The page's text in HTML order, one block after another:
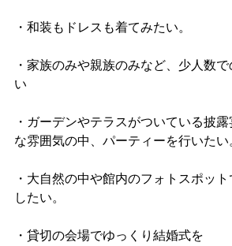
・和装もドレスも着てみたい。
・家族のみや親族のみなど、少人数
い
・ガーデンやテラスがついている披
な雰囲気の中、パーティーを行いたい。
・大自然の中や館内のフォトスポッ
したい。
・貸切の会場でゆっくり結婚式を